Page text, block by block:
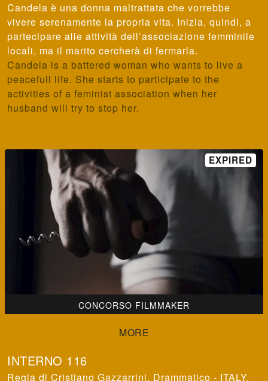
Candela è una donna maltrattata che vorrebbe
vivere serenamente la propria vita. Inizia, quindi, a
partecipare alle attività dell’associazione femminile
locali, ma il marito cercherà di fermarla.
Candela is a battered woman who wants to live a
peacefull life. She starts to participate to the
activities of a feminist association when her
husband will try to stop her.
CONCORSO FILMMAKER
INTERNO 116
Cristiano Gazzarrini, Drammatico - ITALY,